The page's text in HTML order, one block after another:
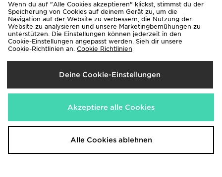
45,00€
On Running Cloud Dash Babys New Balance 1906 Babys
Wenn du auf "Alle Cookies akzeptieren" klickst, stimmst du der
Speicherung von Cookies auf deinem Gerät zu, um die
Navigation auf der Website zu verbessern, die Nutzung der
Website zu analysieren und unsere Marketingbemühungen zu
unterstützen. Die Einstellungen können jederzeit in den
Cookie-Einstellungen angepasst werden. Sieh dir unsere
Cookie-Richtlinien an. Cookie Richtlinien
Deine Cookie-Einstellungen
Akzeptiere alle Cookies
Alle Cookies ablehnen